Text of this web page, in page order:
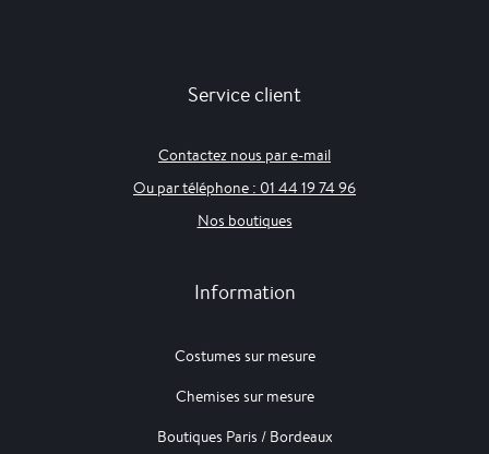
Service client
Contactez nous par e-mail
Ou par téléphone : 01 44 19 74 96
Nos boutiques
Information
Costumes sur mesure
Chemises sur mesure
Boutiques Paris / Bordeaux